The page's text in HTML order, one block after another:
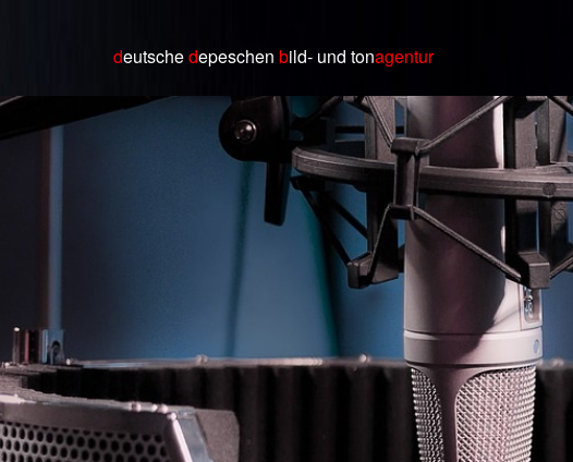
deutschedepeschen bild- und tonagentur